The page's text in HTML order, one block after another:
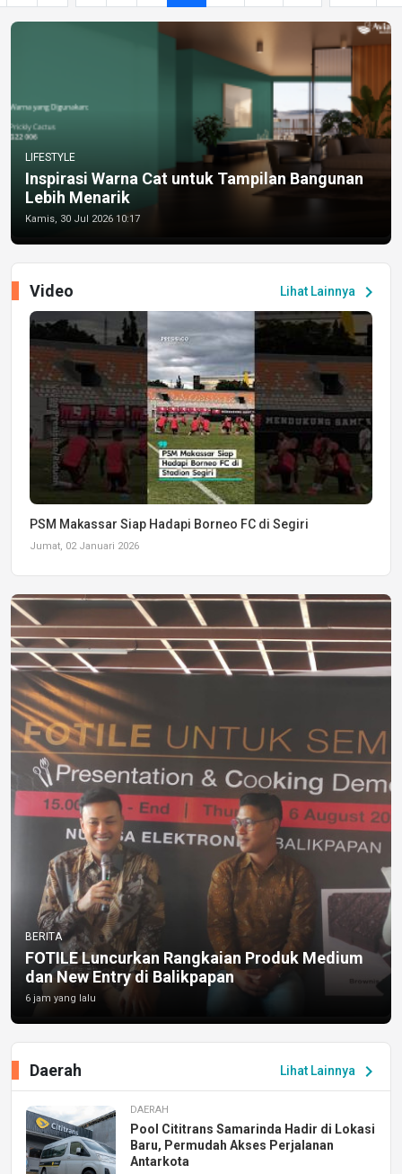
LIFESTYLE
Inspirasi Warna Cat untuk Tampilan Bangunan
Lebih Menarik
Kamis, 30 Jul 2026 10:17
Lihat Lainnya chevron_right
Video
PSM Makassar Siap Hadapi Borneo FC di Segiri
Jumat, 02 Januari 2026
BERITA
FOTILE Luncurkan Rangkaian Produk Medium
dan New Entry di Balikpapan
6 jam yang lalu
Lihat Lainnya chevron_right
Daerah
DAERAH
Pool Cititrans Samarinda Hadir di Lokasi
Baru, Permudah Akses Perjalanan
Antarkota